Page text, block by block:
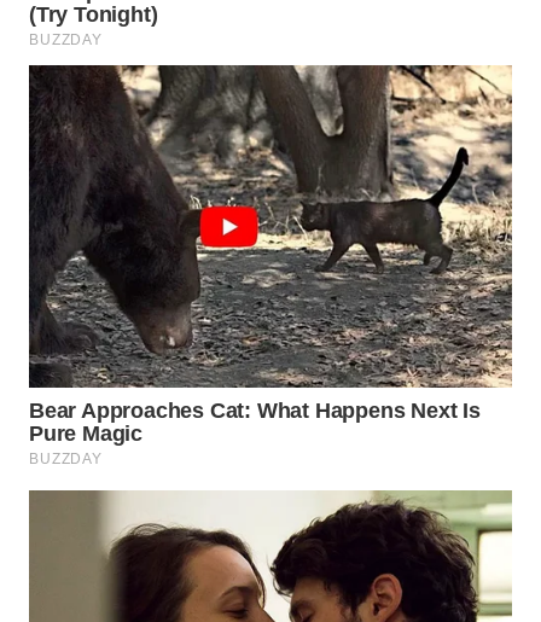
WN
BEKASI
WN
BOGOR
WN
DEPOK
WN
TAPANULI
UTARA
WN
SAMOSIR
LAWAS